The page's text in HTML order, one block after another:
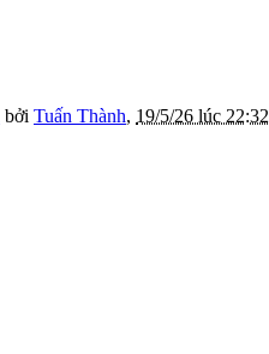
bởi Tuấn Thành, 19/5/26 lúc 22:32